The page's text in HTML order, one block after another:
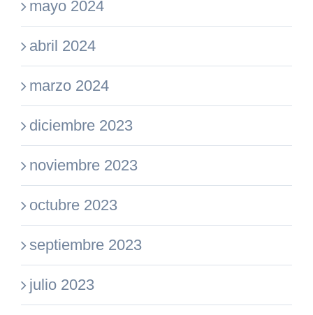
mayo 2024
abril 2024
marzo 2024
diciembre 2023
noviembre 2023
octubre 2023
septiembre 2023
julio 2023